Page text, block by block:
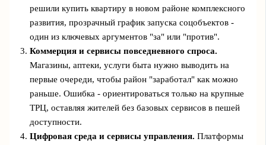
решили купить квартиру в новом районе комплексного
развития, прозрачный график запуска соцобъектов -
один из ключевых аргументов "за" или "против".
Коммерция и сервисы повседневного спроса.
Магазины, аптеки, услуги быта нужно выводить на
первые очереди, чтобы район "заработал" как можно
раньше. Ошибка - ориентироваться только на крупные
ТРЦ, оставляя жителей без базовых сервисов в пешей
доступности.
Цифровая среда и сервисы управления. Платформы